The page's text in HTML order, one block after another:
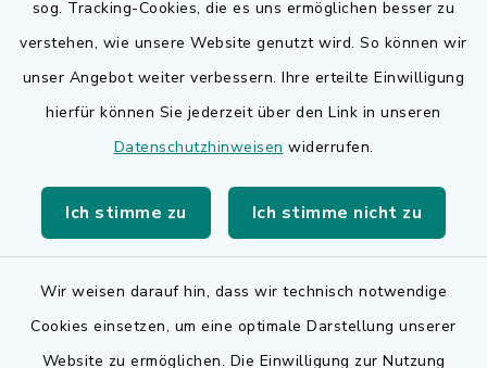
sog. Tracking-Cookies, die es uns ermöglichen besser zu
verstehen, wie unsere Website genutzt wird. So können wir
unser Angebot weiter verbessern. Ihre erteilte Einwilligung
hierfür können Sie jederzeit über den Link in unseren
Datenschutzhinweisen widerrufen.
Ich stimme zu Ich stimme nicht zu
Wir weisen darauf hin, dass wir technisch notwendige
Cookies einsetzen, um eine optimale Darstellung unserer
Website zu ermöglichen. Die Einwilligung zur Nutzung
Quicklinks
Bauen in Adelsdorf
BayernPortal
Landkreis Erlangen-Höchstadt